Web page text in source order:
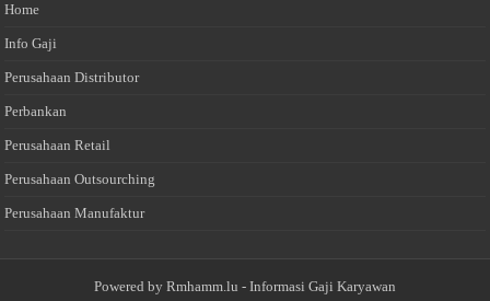
Home
Info Gaji
Perusahaan Distributor
Perbankan
Perusahaan Retail
Perusahaan Outsourching
Perusahaan Manufaktur
Powered by Rmhamm.lu - Informasi Gaji Karyawan